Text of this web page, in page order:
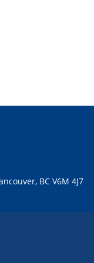
BC V6M 4J7